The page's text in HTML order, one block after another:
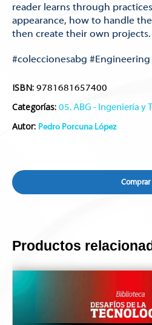
reader learns through
appearance, how to handle
then create their own projects.
#coleccionesabg
ISBN: 9781681657400
Categorías: 05. ABG - Ingeniería y
Autor: Pedro Porcuna López
Comprar
Productos